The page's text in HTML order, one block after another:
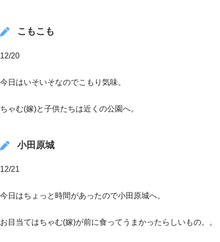
こもこも
12/20
今日はいそいそなのでこもり気味。
ちゃむ(嫁)と子供たちは近くの公園へ。
小田原城
12/21
今日はちょっと時間があったので小田原城へ。
お目当てはちゃむ(嫁)が前に食ってうまかったらしいもの。。